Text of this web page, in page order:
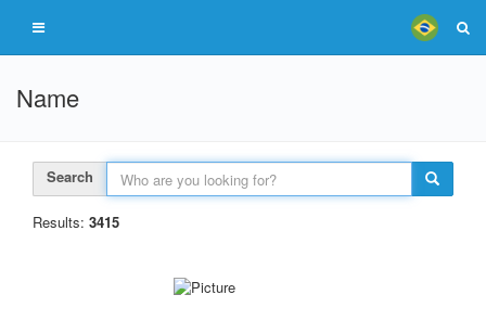
Name
Search
Results: 3415